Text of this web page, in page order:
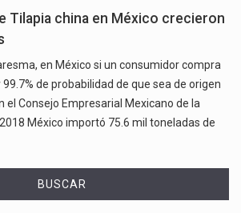
Tilapia china en México crecieron
en México si un consumidor compra
de probabilidad de que sea de origen
el Consejo Empresarial Mexicano de la
México importó 75.6 mil toneladas de
BUSCAR